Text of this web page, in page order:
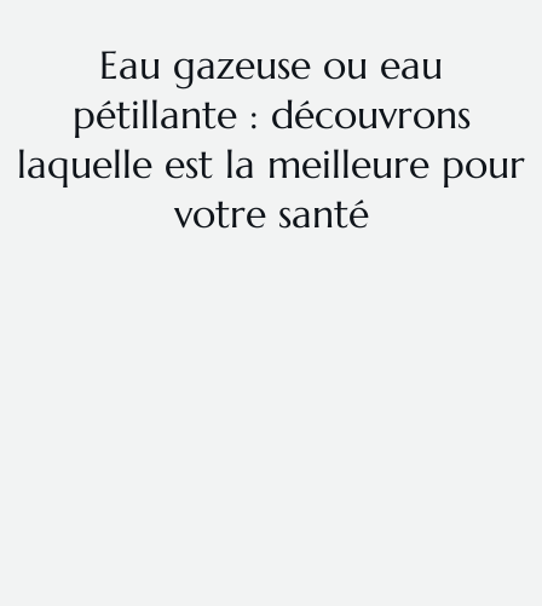
Eau gazeuse ou eau
pétillante : découvrons
laquelle est la meilleure pour
votre santé